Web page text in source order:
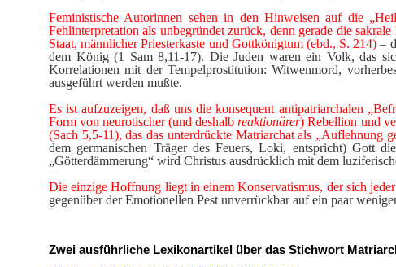
Feministische Autorinnen sehen in den Hinweisen auf die
Fehlinterpretation als unbegründet zurück, denn gerade die
Staat, männlicher Priesterkaste und Gottkönigtum (ebd., S. 214) –
dem König (1 Sam 8,11-17). Die Juden waren ein Volk, das
Korrelationen mit der Tempelprostitution: Witwenmord,
ausgeführt werden mußte.
Es ist aufzuzeigen, daß uns die konsequent antipatriarchalen
Form von neurotischer (und deshalb reaktionärer) Rebellion und
(Sach 5,5-11), das das unterdrückte Matriarchat als „Auflehnung
dem germanischen Träger des Feuers, Loki, entspricht) Gott
„Götterdämmerung“ wird Christus ausdrücklich mit dem
Die einzige Hoffnung liegt in einem Konservatismus, der sich
gegenüber der Emotionellen Pest unverrückbar auf ein paar
Zwei ausführliche Lexikonartikel über das Stichwort